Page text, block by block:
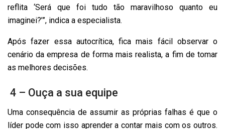
reflita ‘Será que foi tudo tão maravilhoso quanto eu
imaginei?’”, indica a especialista.
Após fazer essa autocrítica, fica mais fácil observar o
cenário da empresa de forma mais realista, a fim de tomar
as melhores decisões.
4 – Ouça a sua equipe
Uma consequência de assumir as próprias falhas é que o
líder pode com isso aprender a contar mais com os outros.